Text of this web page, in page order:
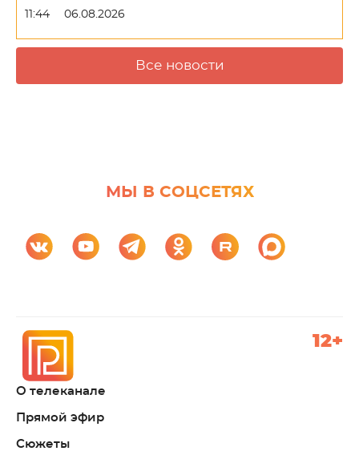
11:44 06.08.2026
Все новости
МЫ В СОЦСЕТЯХ
О телеканале
Прямой эфир
Сюжеты
12+